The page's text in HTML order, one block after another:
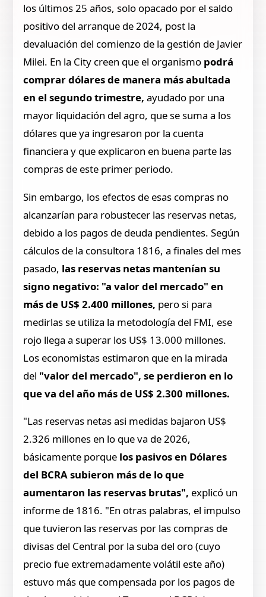
los últimos 25 años, solo opacado por el saldo
positivo del arranque de 2024, post la
devaluación del comienzo de la gestión de Javier
Milei. En la City creen que el organismo podrá
comprar dólares de manera más abultada
en el segundo trimestre, ayudado por una
mayor liquidación del agro, que se suma a los
dólares que ya ingresaron por la cuenta
financiera y que explicaron en buena parte las
compras de este primer periodo.
Sin embargo, los efectos de esas compras no
alcanzarían para robustecer las reservas netas,
debido a los pagos de deuda pendientes. Según
cálculos de la consultora 1816, a finales del mes
pasado, las reservas netas mantenían su
signo negativo: "a valor del mercado" en
más de US$ 2.400 millones, pero si para
medirlas se utiliza la metodología del FMI, ese
rojo llega a superar los US$ 13.000 millones.
Los economistas estimaron que en la mirada
del "valor del mercado", se perdieron en lo
que va del año más de US$ 2.300 millones.
"Las reservas netas asi medidas bajaron US$
2.326 millones en lo que va de 2026,
básicamente porque los pasivos en Dólares
del BCRA subieron más de lo que
aumentaron las reservas brutas", explicó un
informe de 1816. "En otras palabras, el impulso
que tuvieron las reservas por las compras de
divisas del Central por la suba del oro (cuyo
precio fue extremadamente volátil este año)
estuvo más que compensada por los pagos de